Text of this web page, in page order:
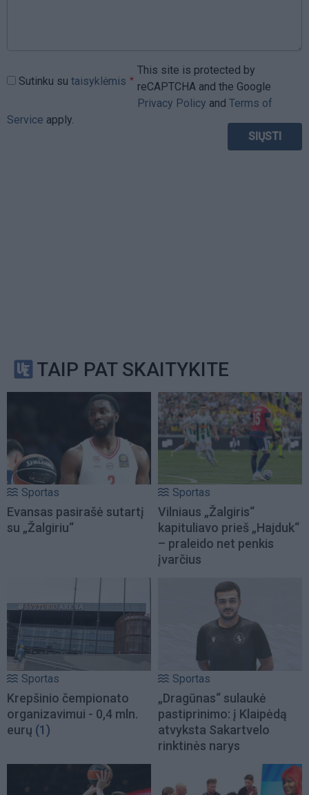
Sutinku su taisyklėmis
This site is protected by
reCAPTCHA and the Google
Privacy Policy and Terms of
Service apply.
TAIP PAT SKAITYKITE
Sportas
Evansas pasirašė sutartį
su „Žalgiriu“
Sportas
Vilniaus „Žalgiris“
kapituliavo prieš „Hajduk“
– praleido net penkis
įvarčius
Sportas
Krepšinio čempionato
organizavimui - 0,4 mln.
eurų (1)
Sportas
„Dragūnas“ sulaukė
pastiprinimo: į Klaipėdą
atvyksta Sakartvelo
rinktinės narys